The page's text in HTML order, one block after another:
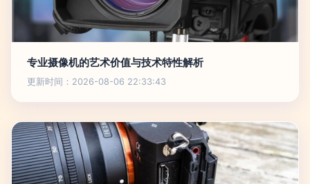
专业摄像机的艺术价值与技术特性解析
更新时间：2026-08-06 22:33:43